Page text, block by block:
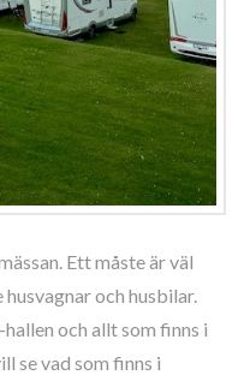
Ett måste är väl
och husbilar.
och allt som finns i
se vad som finns i